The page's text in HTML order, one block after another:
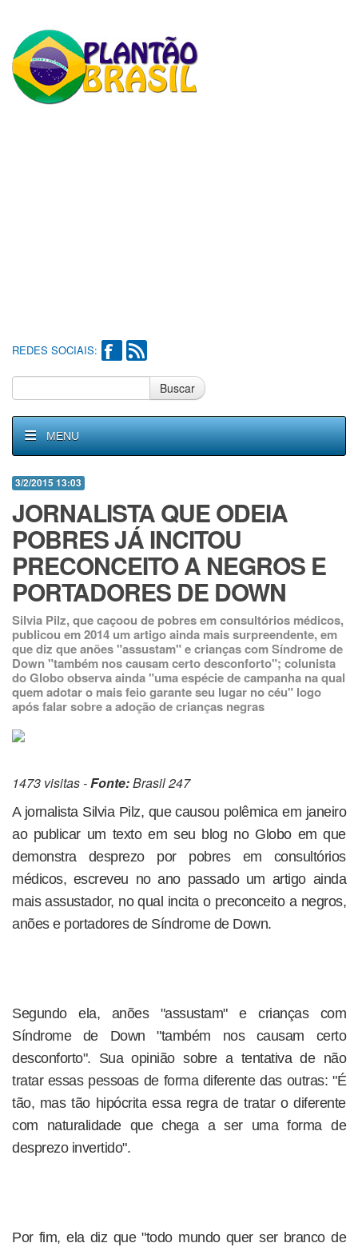
REDES SOCIAIS:
Buscar
MENU
3/2/2015 13:03
JORNALISTA QUE ODEIA
POBRES JÁ INCITOU
PRECONCEITO A NEGROS E
PORTADORES DE DOWN
Silvia Pilz, que caçoou de pobres em consultórios médicos,
publicou em 2014 um artigo ainda mais surpreendente, em
que diz que anões "assustam" e crianças com Síndrome de
Down "também nos causam certo desconforto"; colunista
do Globo observa ainda "uma espécie de campanha na qual
quem adotar o mais feio garante seu lugar no céu" logo
após falar sobre a adoção de crianças negras
1473 visitas -Fonte:Brasil 247
A jornalista Silvia Pilz, que causou polêmica em janeiro
ao publicar um texto em seu blog no Globo em que
demonstra desprezo por pobres em consultórios
médicos, escreveu no ano passado um artigo ainda
mais assustador, no qual incita o preconceito a negros,
anões e portadores de Síndrome de Down.
Segundo ela, anões "assustam" e crianças com
Síndrome de Down "também nos causam certo
desconforto". Sua opinião sobre a tentativa de não
tratar essas pessoas de forma diferente das outras: "É
tão, mas tão hipócrita essa regra de tratar o diferente
com naturalidade que chega a ser uma forma de
desprezo invertido".
Por fim, ela diz que "todo mundo quer ser branco de